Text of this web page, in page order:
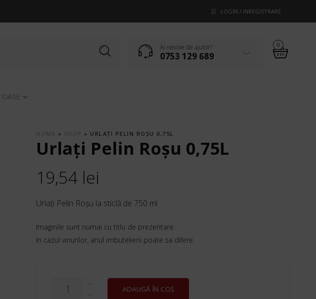
LOGIN / INREGISTRARE
Ai nevoie de ajutor?
0753 129 689
0
HOME » SHOP » URLAŢI PELIN ROŞU 0,75L
Urlaţi Pelin Roşu 0,75L
19,54 lei
Urlaţi Pelin Roşu la sticlă de 750 ml
Imaginile sunt numai cu titlu de prezentare.
In cazul vinurilor, anul imbutelierii poate sa difere.
URLAŢI
ADAUGĂ ÎN COȘ